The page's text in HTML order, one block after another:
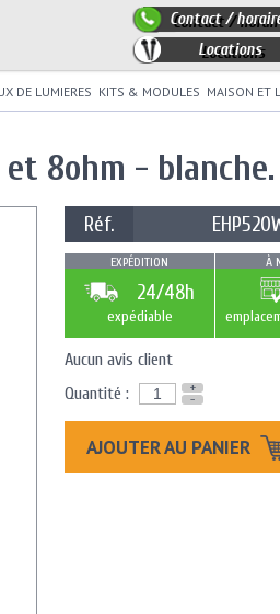
Contact /
Locations
DE LUMIERES KITS & MODULES MAISON ET
8ohm - blanche.
Réf.
EXPÉDITION
24/48h
expédiable
À
Aucun avis client
Quantité :
+
-
AJOUTER AU PANIER